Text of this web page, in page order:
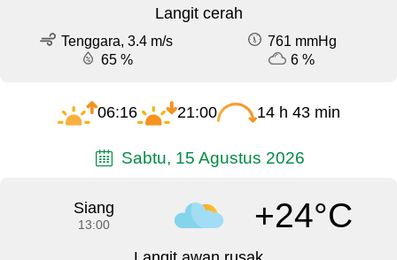
Langit cerah
Tenggara, 3.4 m/s
761 mmHg
65 %
6 %
06:16 21:00 14 h 43 min
Sabtu, 15 Agustus 2026
Siang
13:00 +24°C